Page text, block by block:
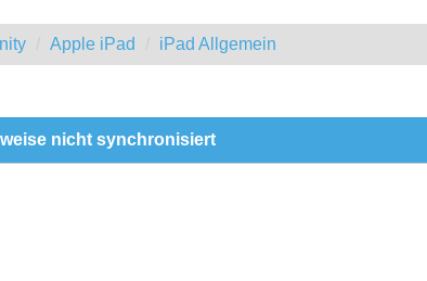
Apple iPad iPad Allgemein
nicht synchronisiert